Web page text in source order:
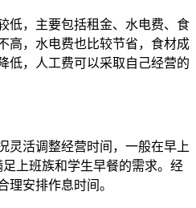
低，主要包括租金、水电费、食
高，水电费也比较节省，食材成
低，人工费可以采取自己经营的
灵活调整经营时间，一般在早上
上班族和学生早餐的需求。经
理安排作息时间。